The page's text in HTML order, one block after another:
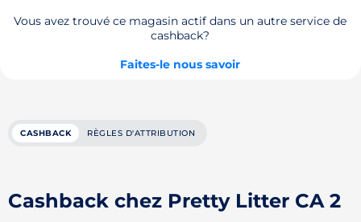
Vous avez trouvé ce magasin actif dans un autre service de
cashback?
Faites-le nous savoir
CASHBACK RÈGLES D'ATTRIBUTION
Cashback chez Pretty Litter CA 2